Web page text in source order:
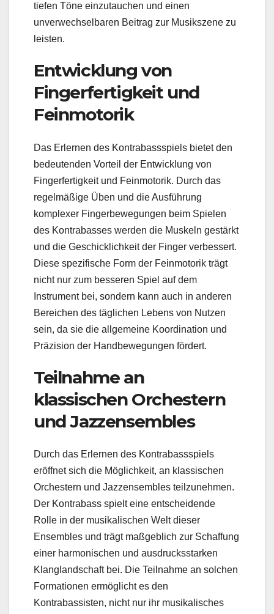
tiefen Töne einzutauchen und einen
unverwechselbaren Beitrag zur Musikszene zu
leisten.
Entwicklung von
Fingerfertigkeit und
Feinmotorik
Das Erlernen des Kontrabassspiels bietet den
bedeutenden Vorteil der Entwicklung von
Fingerfertigkeit und Feinmotorik. Durch das
regelmäßige Üben und die Ausführung
komplexer Fingerbewegungen beim Spielen
des Kontrabasses werden die Muskeln gestärkt
und die Geschicklichkeit der Finger verbessert.
Diese spezifische Form der Feinmotorik trägt
nicht nur zum besseren Spiel auf dem
Instrument bei, sondern kann auch in anderen
Bereichen des täglichen Lebens von Nutzen
sein, da sie die allgemeine Koordination und
Präzision der Handbewegungen fördert.
Teilnahme an
klassischen Orchestern
und Jazzensembles
Durch das Erlernen des Kontrabassspiels
eröffnet sich die Möglichkeit, an klassischen
Orchestern und Jazzensembles teilzunehmen.
Der Kontrabass spielt eine entscheidende
Rolle in der musikalischen Welt dieser
Ensembles und trägt maßgeblich zur Schaffung
einer harmonischen und ausdrucksstarken
Klanglandschaft bei. Die Teilnahme an solchen
Formationen ermöglicht es den
Kontrabassisten, nicht nur ihr musikalisches